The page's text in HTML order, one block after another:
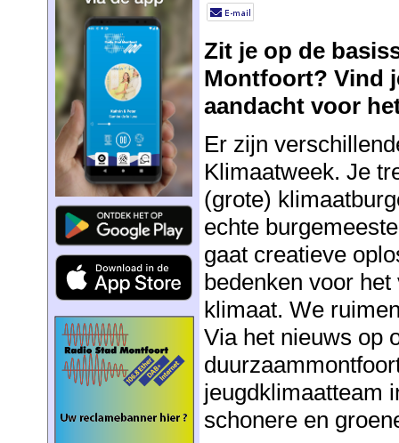
Zit je op de
Montfoort? Vind
aandacht voor
Er zijn
Klimaatweek. Je
(grote)
echte
gaat creatieve
bedenken voor
klimaat. We
Via het nieuws op
jeugdklimaatteam
schonere en